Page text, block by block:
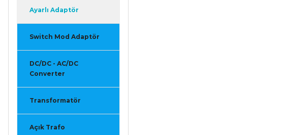
Ayarlı Adaptör
Switch Mod Adaptör
DC/DC - AC/DC
Converter
Transformatör
Açık Trafo